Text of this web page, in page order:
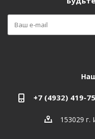
+7 (4932) 419-
153029 г.